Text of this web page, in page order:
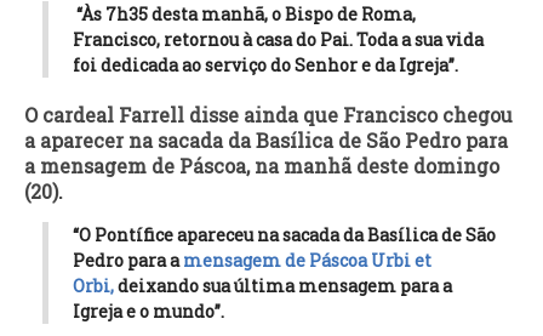
“Às 7h35 desta manhã, o Bispo de Roma,
Francisco, retornou à casa do Pai. Toda a sua vida
foi dedicada ao serviço do Senhor e da Igreja”.
O cardeal Farrell disse ainda que Francisco chegou
a aparecer na sacada da Basílica de São Pedro para
a mensagem de Páscoa, na manhã deste domingo
(20).
“O Pontífice apareceu na sacada da Basílica de São
Pedro para amensagem de Páscoa Urbi et
Orbi,deixando sua última mensagem para a
Igreja e o mundo”.